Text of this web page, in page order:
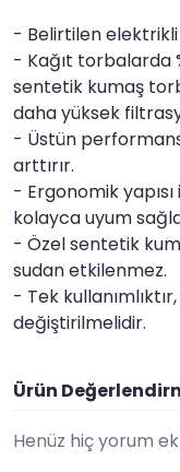
- Belirtilen
- Kağıt torbalarda
sentetik kumaş
daha yüksek
- Üstün
arttırır.
- Ergonomik
kolayca uyum
- Özel sentetik
sudan etkilenmez.
- Tek
değiştirilmelidir.
Ürün
Henüz hiç yorum